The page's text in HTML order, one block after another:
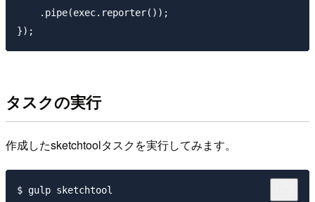
    .pipe(exec.reporter());
タスクの実行
作成したsketchtoolタスクを実行してみます。
$ gulp sketchtool